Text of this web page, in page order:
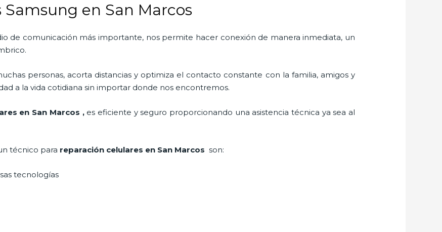
en San Marcos
de comunicación más importante, nos permite hacer conexión de manera inmediata, un
personas, acorta distancias y optimiza el contacto constante con la familia, amigos y
a la vida cotidiana sin importar donde nos encontremos.
en San Marcos ,es eficiente y seguro proporcionando una asistencia técnica ya sea al
técnico para reparación celulares en San Marcosson:
tecnologías